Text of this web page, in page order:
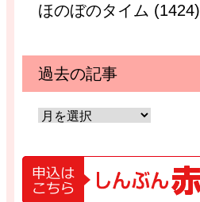
ほのぼのタイム (1424)
過去の記事